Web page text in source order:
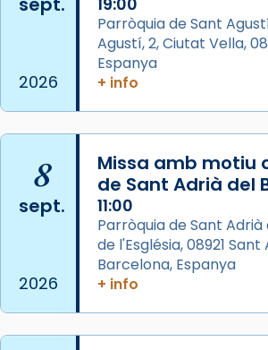
Aquest dilluns, 27 de juliol, ha
missa d’acció de gràcies en
comitè organitzador de la
del Sant Pare Lleó XIV a
L’arquebisbe de Barcelona,
Josep Omella, ha presidit la
concelebrat el bisbe auxiliar
Mons. David Abadías.
📸 Dr. G. Simón
View on Facebook ·
Arquebisbat de Barcelona
2026
Parròquia de Sant
Agustí, 2, Ciutat Vella,
Espanya
+ info
8
sept.
2026
Missa amb motiu
de Sant Adrià del
11:00
Parròquia de Sant Adrià
de l'Església, 08921
Barcelona, Espanya
+ info